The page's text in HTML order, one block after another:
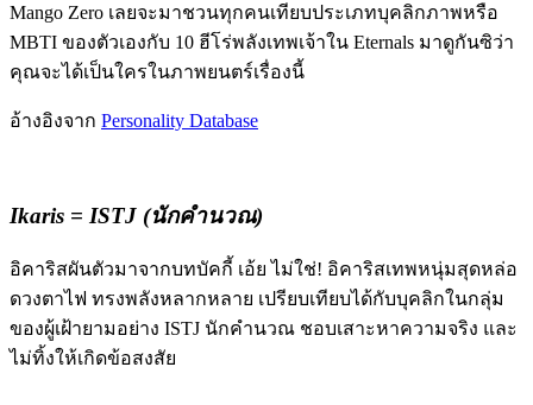
Mango Zero เลยจะมาชวนทุกคนเทียบประเภทบุคลิกภาพหรือ
MBTI ของตัวเองกับ 10 ฮีโร่พลังเทพเจ้าใน Eternals มาดูกันซิว่า
คุณจะได้เป็นใครในภาพยนตร์เรื่องนี้
อ้างอิงจาก Personality Database
Ikaris = ISTJ (นักคำนวณ)
อิคาริสผันตัวมาจากบทบัคกี้ เอ้ย ไม่ใช่! อิคาริสเทพหนุ่มสุดหล่อ
ดวงตาไฟ ทรงพลังหลากหลาย เปรียบเทียบได้กับบุคลิกในกลุ่ม
ของผู้เฝ้ายามอย่าง ISTJ นักคำนวณ ชอบเสาะหาความจริง และ
ไม่ทิ้งให้เกิดข้อสงสัย